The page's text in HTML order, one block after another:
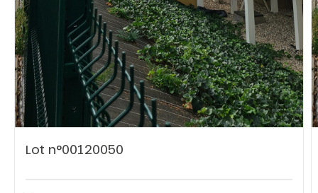
Lot n°00120050